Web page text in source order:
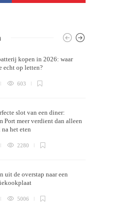
. Join us right
kopen in 2026: waar
echt op letten?
603
slot van een diner:
Port meer verdient dan alleen
na het eten
2280
uit de overstap naar een
5006